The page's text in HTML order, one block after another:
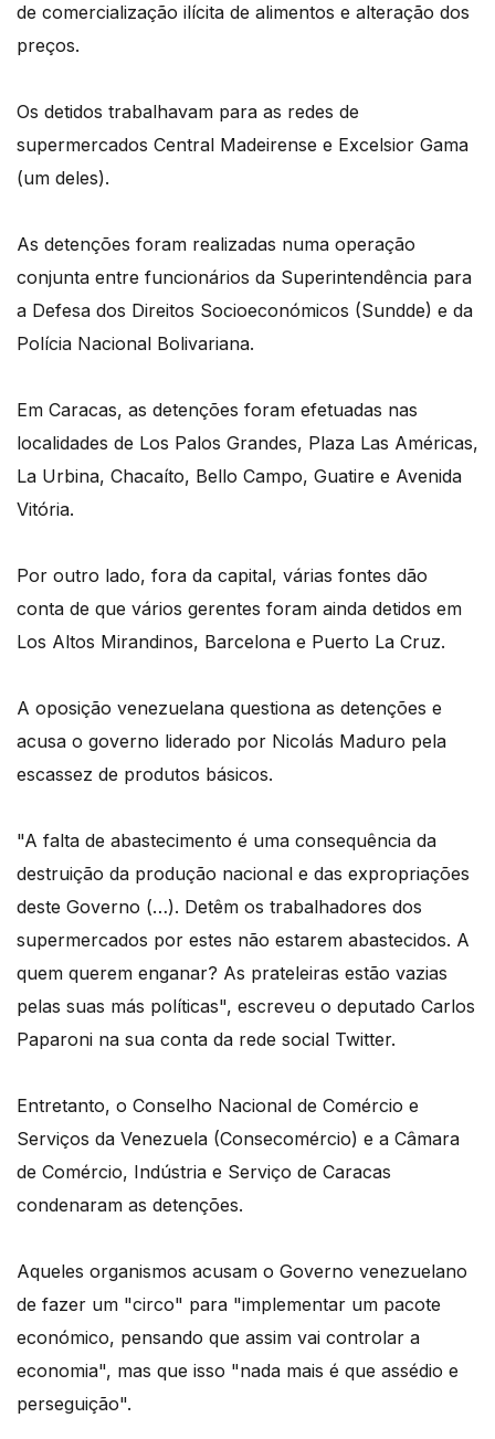
de comercialização ilícita de alimentos e alteração dos
preços.
Os detidos trabalhavam para as redes de
supermercados Central Madeirense e Excelsior Gama
(um deles).
As detenções foram realizadas numa operação
conjunta entre funcionários da Superintendência para
a Defesa dos Direitos Socioeconómicos (Sundde) e da
Polícia Nacional Bolivariana.
Em Caracas, as detenções foram efetuadas nas
localidades de Los Palos Grandes, Plaza Las Américas,
La Urbina, Chacaíto, Bello Campo, Guatire e Avenida
Vitória.
Por outro lado, fora da capital, várias fontes dão
conta de que vários gerentes foram ainda detidos em
Los Altos Mirandinos, Barcelona e Puerto La Cruz.
A oposição venezuelana questiona as detenções e
acusa o governo liderado por Nicolás Maduro pela
escassez de produtos básicos.
"A falta de abastecimento é uma consequência da
destruição da produção nacional e das expropriações
deste Governo (…). Detêm os trabalhadores dos
supermercados por estes não estarem abastecidos. A
quem querem enganar? As prateleiras estão vazias
pelas suas más políticas", escreveu o deputado Carlos
Paparoni na sua conta da rede social Twitter.
Entretanto, o Conselho Nacional de Comércio e
Serviços da Venezuela (Consecomércio) e a Câmara
de Comércio, Indústria e Serviço de Caracas
condenaram as detenções.
Aqueles organismos acusam o Governo venezuelano
de fazer um "circo" para "implementar um pacote
económico, pensando que assim vai controlar a
economia", mas que isso "nada mais é que assédio e
perseguição".